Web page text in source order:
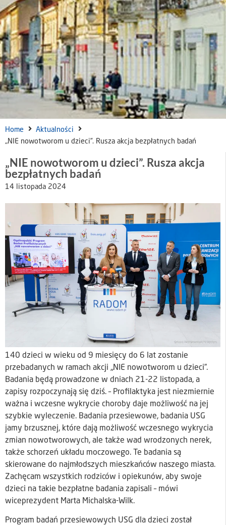
Home
Aktualności
„NIE nowotworom u dzieci”. Rusza akcja bezpłatnych badań
„NIE nowotworom u dzieci”. Rusza akcja
bezpłatnych badań
14 listopada 2024
140 dzieci w wieku od 9 miesięcy do 6 lat zostanie
przebadanych w ramach akcji „NIE nowotworom u dzieci”.
Badania będą prowadzone w dniach 21-22 listopada, a
zapisy rozpoczynają się dziś. – Profilaktyka jest niezmiernie
ważna i wczesne wykrycie choroby daje możliwość na jej
szybkie wyleczenie. Badania przesiewowe, badania USG
jamy brzusznej, które dają możliwość wczesnego wykrycia
zmian nowotworowych, ale także wad wrodzonych nerek,
także schorzeń układu moczowego. Te badania są
skierowane do najmłodszych mieszkańców naszego miasta.
Zachęcam wszystkich rodziców i opiekunów, aby swoje
dzieci na takie bezpłatne badania zapisali – mówi
wiceprezydent Marta Michalska-Wilk.
Program badań przesiewowych USG dla dzieci został